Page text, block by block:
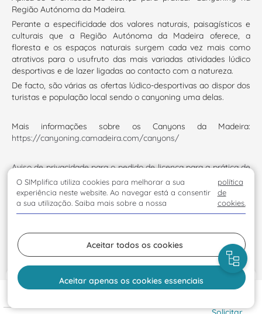
Região Autónoma da Madeira.
Perante a especificidade dos valores naturais, paisagísticos e
culturais que a Região Autónoma da Madeira oferece, a
floresta e os espaços naturais surgem cada vez mais como
atrativos para o usufruto das mais variadas atividades lúdico
desportivas e de lazer ligadas ao contacto com a natureza.
De facto, são várias as ofertas lúdico-desportivas ao dispor dos
turistas e população local sendo o canyoning uma delas.
Mais informações sobre os Canyons da Madeira:
https://canyoning.camadeira.com/canyons/
Aviso de privacidade para o pedido de licença para a prática de
Canyoning
Processo de solicitação:
Entidades
O SIMplifica utiliza cookies para melhorar a sua
experiência neste website. Ao navegar está a consentir
a sua utilização. Saiba mais sobre a nossa
política
de
cookies.
Aceitar todos os cookies
Aceitar apenas os cookies essenciais